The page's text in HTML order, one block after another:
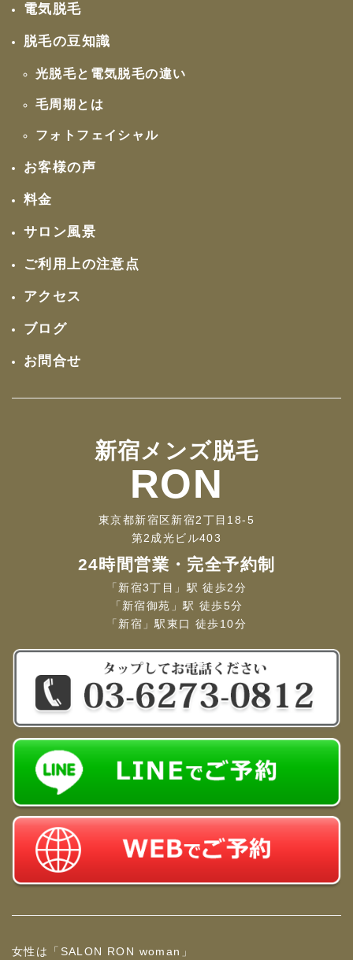
電気脱毛
脱毛の豆知識
光脱毛と電気脱毛の違い
毛周期とは
フォトフェイシャル
お客様の声
料金
サロン風景
ご利用上の注意点
アクセス
ブログ
お問合せ
新宿メンズ脱毛
RON
東京都新宿区新宿2丁目18-5
第2成光ビル403
24時間営業・完全予約制
「新宿3丁目」駅 徒歩2分
「新宿御苑」駅 徒歩5分
「新宿」駅東口 徒歩10分
女性は「SALON RON woman」